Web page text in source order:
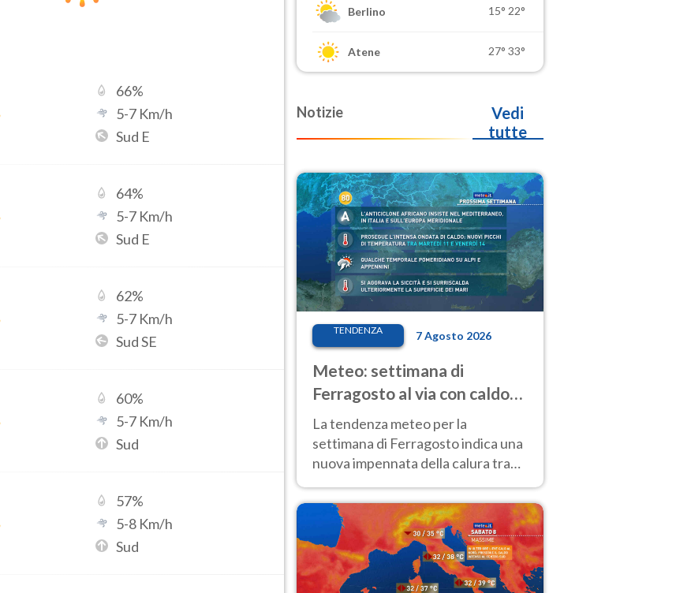
66%
5-7 Km/h
Sud E
64%
5-7 Km/h
Sud E
62%
5-7 Km/h
Sud SE
60%
5-7 Km/h
Sud
57%
5-8 Km/h
Sud
Berlino 15° 22°
Atene 27° 33°
Notizie
Vedi
tutte
TENDENZA 7 Agosto 2026
Meteo: settimana di
Ferragosto al via con caldo
intenso e qualche temporale
La tendenza meteo per la
settimana di Ferragosto indica una
nuova impennata della calura tra
anche al Nord.